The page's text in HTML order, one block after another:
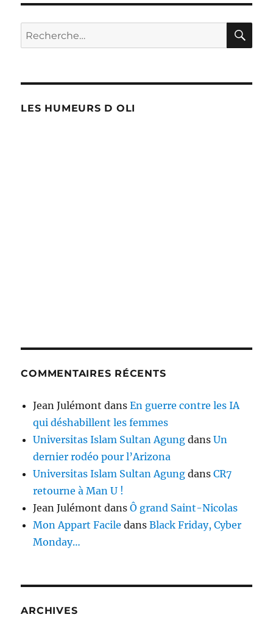
!
Recherche
pour :
LES HUMEURS D OLI
COMMENTAIRES RÉCENTS
Jean Julémont dansEn guerre contre les IA
qui déshabillent les femmes
Universitas Islam Sultan Agung dansUn
dernier rodéo pour l’Arizona
Universitas Islam Sultan Agung dansCR7
retourne à Man U !
Jean Julémont dansÔ grand Saint-Nicolas
Mon Appart Facile dansBlack Friday, Cyber
Monday…
ARCHIVES